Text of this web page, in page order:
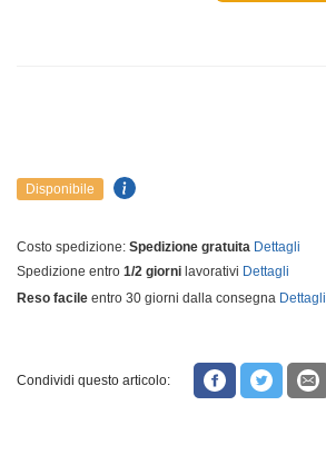
Disponibile
Costo spedizione: Spedizione gratuita Dettagli
Spedizione entro 1/2 giorni lavorativi Dettagli
Reso facile entro 30 giorni dalla consegna Dettagli
Condividi questo articolo: